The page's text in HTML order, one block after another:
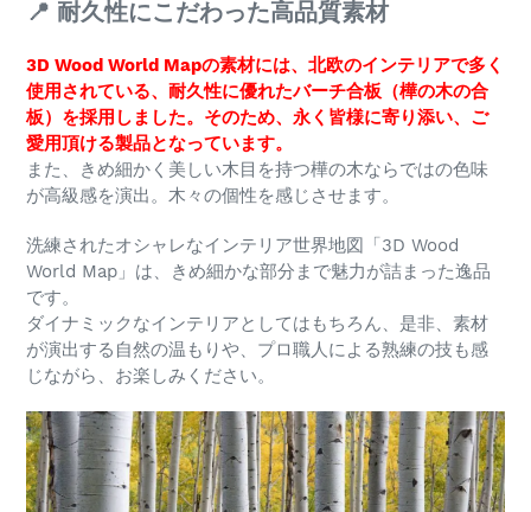
📍 耐久性にこだわった高品質素材
3D Wood World Mapの素材には、北欧のインテリアで多く
使用されている、耐久性に優れたバーチ合板（樺の木の合
板）を採用しました。そのため、永く皆様に寄り添い、ご
愛用頂ける製品となっています。
また、きめ細かく美しい木目を持つ樺の木ならではの色味
が高級感を演出。木々の個性を感じさせます。
洗練されたオシャレなインテリア世界地図「3D Wood
World Map」は、きめ細かな部分まで魅力が詰まった逸品
です。
ダイナミックなインテリアとしてはもちろん、是非、素材
が演出する自然の温もりや、プロ職人による熟練の技も感
じながら、お楽しみください。